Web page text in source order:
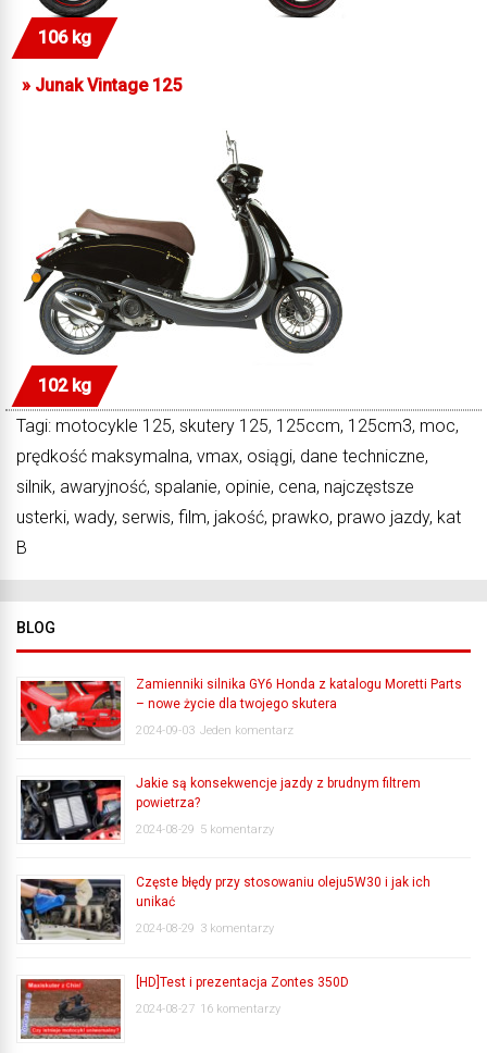
106 kg
» Junak Vintage 125
102 kg
Tagi: motocykle 125, skutery 125, 125ccm, 125cm3, moc,
prędkość maksymalna, vmax, osiągi, dane techniczne,
silnik, awaryjność, spalanie, opinie, cena, najczęstsze
usterki, wady, serwis, film, jakość, prawko, prawo jazdy, kat
B
BLOG
Zamienniki silnika GY6 Honda z katalogu Moretti Parts
– nowe życie dla twojego skutera
2024-09-03 Jeden komentarz
Jakie są konsekwencje jazdy z brudnym filtrem
powietrza?
2024-08-29 5 komentarzy
Częste błędy przy stosowaniu oleju5W30 i jak ich
unikać
2024-08-29 3 komentarzy
[HD]Test i prezentacja Zontes 350D
2024-08-27 16 komentarzy